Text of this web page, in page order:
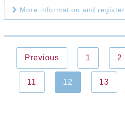
More information and register
Previous 1 2
11 12 13